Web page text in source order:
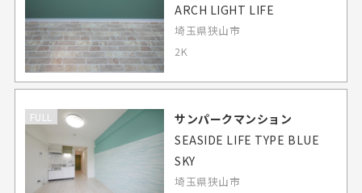
ARCH LIGHT LIFE
埼玉県狭山市
2K
FULL
サンパークマンション
SEASIDE LIFE TYPE BLUE
SKY
埼玉県狭山市